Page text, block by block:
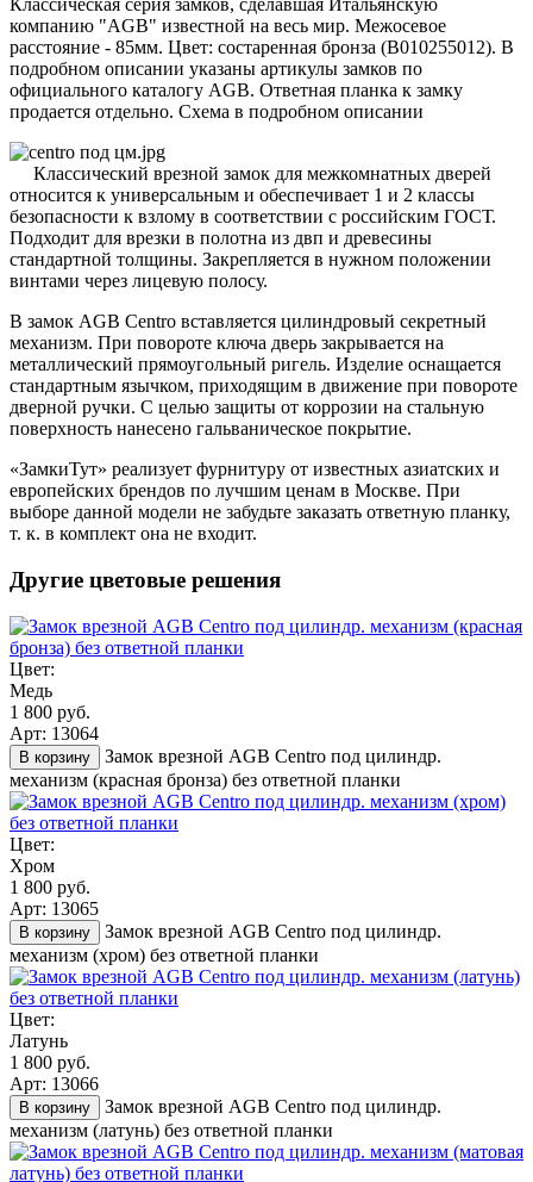
Классическая серия замков, сделавшая Итальянскую
компанию "AGB" известной на весь мир. Межосевое
расстояние - 85мм. Цвет: состаренная бронза (B010255012). В
подробном описании указаны артикулы замков по
официального каталогу AGB. Ответная планка к замку
продается отдельно. Схема в подробном описании
Классический врезной замок для межкомнатных дверей
относится к универсальным и обеспечивает 1 и 2 классы
безопасности к взлому в соответствии с российским ГОСТ.
Подходит для врезки в полотна из двп и древесины
стандартной толщины. Закрепляется в нужном положении
винтами через лицевую полосу.
В замок AGB Centro вставляется цилиндровый секретный
механизм. При повороте ключа дверь закрывается на
металлический прямоугольный ригель. Изделие оснащается
стандартным язычком, приходящим в движение при повороте
дверной ручки. С целью защиты от коррозии на стальную
поверхность нанесено гальваническое покрытие.
«ЗамкиТут» реализует фурнитуру от известных азиатских и
европейских брендов по лучшим ценам в Москве. При
выборе данной модели не забудьте заказать ответную планку,
т. к. в комплект она не входит.
Другие цветовые решения
Цвет:
Медь
1 800 руб.
Арт: 13064
В корзину
Замок врезной AGB Centro под цилиндр.
механизм (красная бронза) без ответной планки
Цвет:
Хром
1 800 руб.
Арт: 13065
В корзину
Замок врезной AGB Centro под цилиндр.
механизм (хром) без ответной планки
Цвет:
Латунь
1 800 руб.
Арт: 13066
В корзину
Замок врезной AGB Centro под цилиндр.
механизм (латунь) без ответной планки